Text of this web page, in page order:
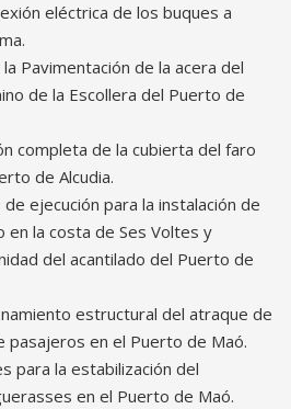
eléctrica de los buques a
Pavimentación de la acera del
de la Escollera del Puerto de
completa de la cubierta del faro
de Alcudia.
ejecución para la instalación de
en la costa de Ses Voltes y
del acantilado del Puerto de
estructural del atraque de
pasajeros en el Puerto de Maó.
para la estabilización del
en el Puerto de Maó.